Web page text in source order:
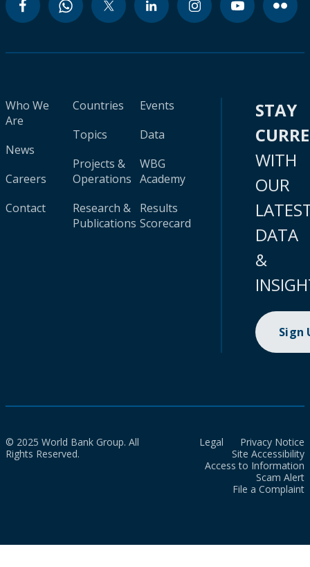
Who We
Are
News
Careers
Contact
Countries
Topics
Projects &
Operations
Research &
Publications
Events
Data
WBG
Academy
Results
Scorecard
STAY
WITH
OUR
DATA
&
Sign
© 2025 World Bank Group. All
Rights Reserved.
Legal
Privacy Notice
Site Accessibility
Access to Information
Scam Alert
File a Complaint